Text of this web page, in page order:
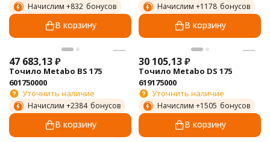
Начислим +832 бонусов
В корзину
Начислим +1178 бонусов
В корзину
47 683,13₽
Точило Metabo BS 175
601750000
Уточнить наличие
Начислим +2384 бонусов
В корзину
30 105,13₽
Точило Metabo DS 175
619175000
Уточнить наличие
Начислим +1505 бонусов
В корзину